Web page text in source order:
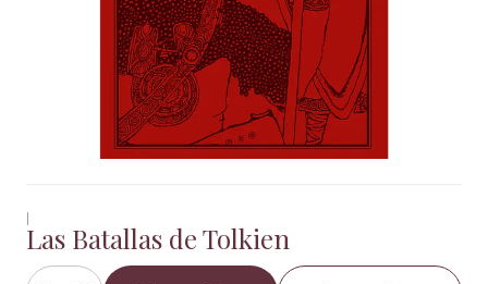
|
Las Batallas de Tolkien